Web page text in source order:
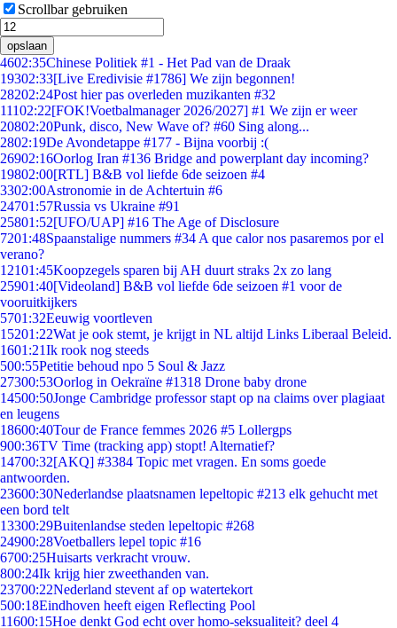
Scrollbar gebruiken
opslaan
4602:35Chinese Politiek #1 - Het Pad van de Draak
19302:33[Live Eredivisie #1786] We zijn begonnen!
28202:24Post hier pas overleden muzikanten #32
11102:22[FOK!Voetbalmanager 2026/2027] #1 We zijn er weer
20802:20Punk, disco, New Wave of? #60 Sing along...
2802:19De Avondetappe #177 - Bijna voorbij :(
26902:16Oorlog Iran #136 Bridge and powerplant day incoming?
19802:00[RTL] B&B vol liefde 6de seizoen #4
3302:00Astronomie in de Achtertuin #6
24701:57Russia vs Ukraine #91
25801:52[UFO/UAP] #16 The Age of Disclosure
7201:48Spaanstalige nummers #34 A que calor nos pasaremos por el
verano?
12101:45Koopzegels sparen bij AH duurt straks 2x zo lang
25901:40[Videoland] B&B vol liefde 6de seizoen #1 voor de
vooruitkijkers
5701:32Eeuwig voortleven
15201:22Wat je ook stemt, je krijgt in NL altijd Links Liberaal Beleid.
1601:21Ik rook nog steeds
500:55Petitie behoud npo 5 Soul & Jazz
27300:53Oorlog in Oekraïne #1318 Drone baby drone
14500:50Jonge Cambridge professor stapt op na claims over plagiaat
en leugens
18600:40Tour de France femmes 2026 #5 Lollergps
900:36TV Time (tracking app) stopt! Alternatief?
14700:32[AKQ] #3384 Topic met vragen. En soms goede
antwoorden.
23600:30Nederlandse plaatsnamen lepeltopic #213 elk gehucht met
een bord telt
13300:29Buitenlandse steden lepeltopic #268
24900:28Voetballers lepel topic #16
6700:25Huisarts verkracht vrouw.
800:24Ik krijg hier zweethanden van.
23700:22Nederland stevent af op watertekort
500:18Eindhoven heeft eigen Reflecting Pool
11600:15Hoe denkt God echt over homo-seksualiteit? deel 4